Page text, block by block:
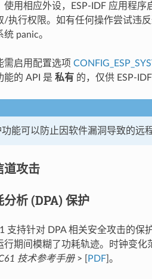
使用相应外设，ESP-IDF 应用程
/执行权限。如有任何操作尝试违
panic。
需启用配置选项
能的 API 是 私有 的，仅供 ESP-
能可以防止因软件漏洞导致的远
道攻击
析 (DPA) 保护
支持针对 DPA 相关安全攻击的
行期间模糊了功耗轨迹。时钟变
技术参考手册> [ PDF]。